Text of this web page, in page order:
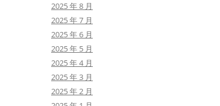
2025 年 8 月
2025 年 7 月
2025 年 6 月
2025 年 5 月
2025 年 4 月
2025 年 3 月
2025 年 2 月